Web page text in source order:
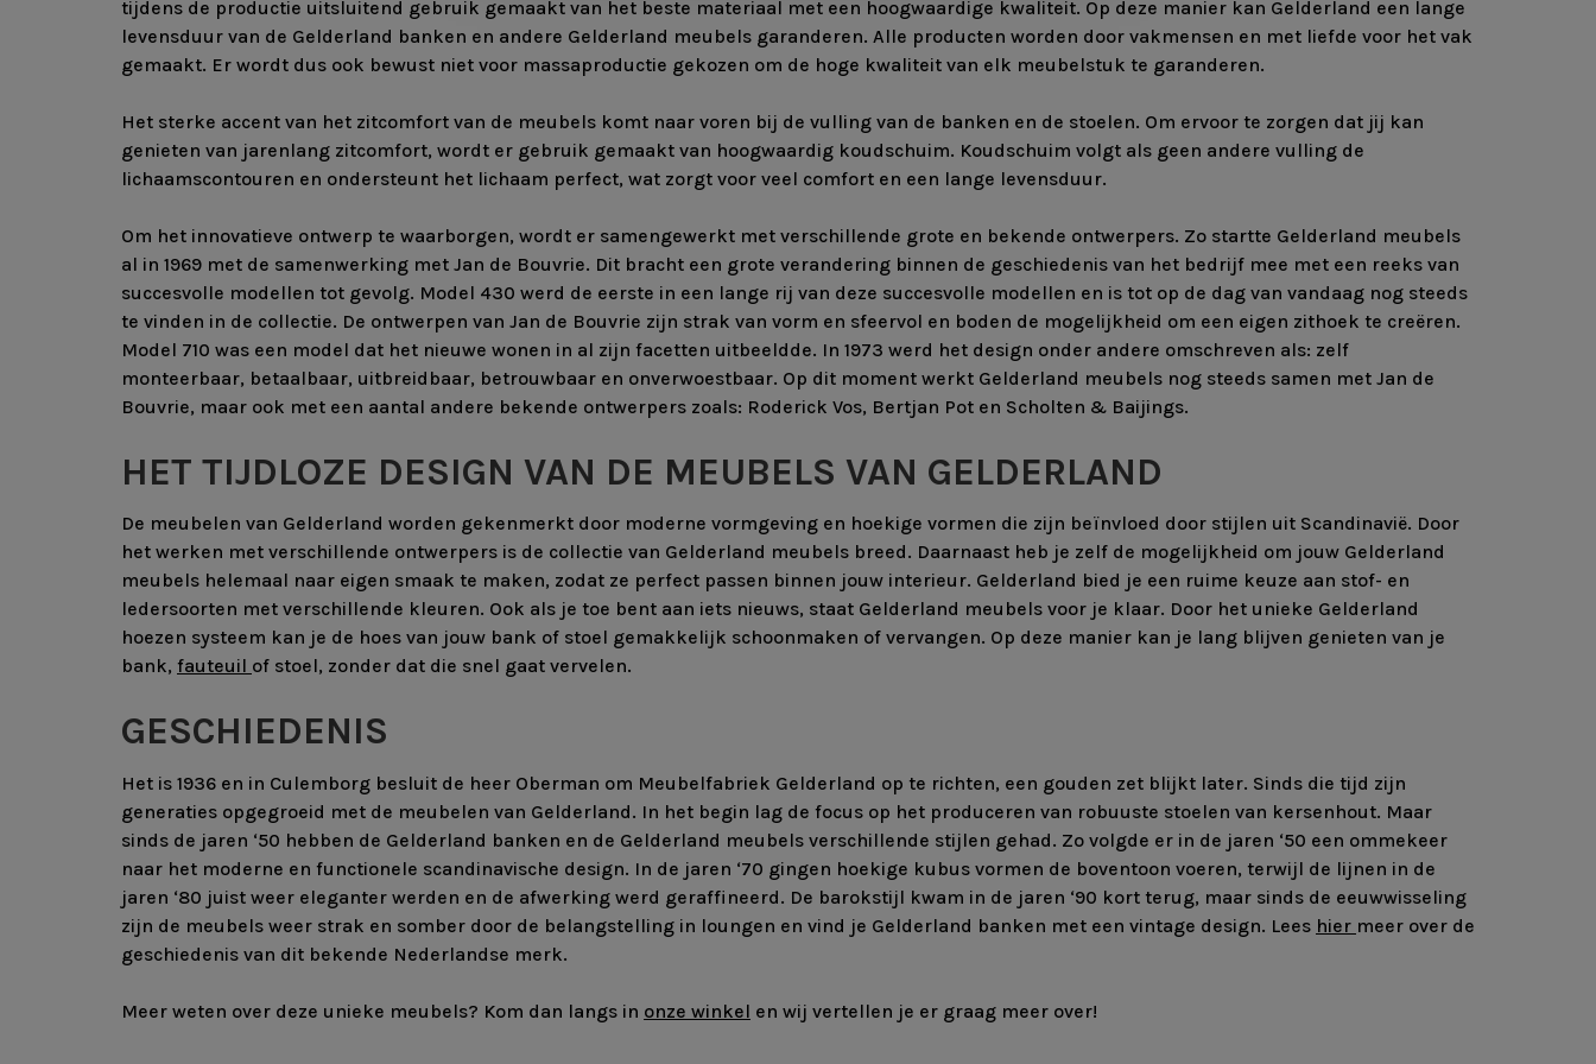
tijdens de productie uitsluitend gebruik gemaakt van het beste materiaal met een hoogwaardige kwaliteit. Op deze manier kan Gelderland een lange
levensduur van de Gelderland banken en andere Gelderland meubels garanderen. Alle producten worden door vakmensen en met liefde voor het vak
gemaakt. Er wordt dus ook bewust niet voor massaproductie gekozen om de hoge kwaliteit van elk meubelstuk te garanderen.
Het sterke accent van het zitcomfort van de meubels komt naar voren bij de vulling van de banken en de stoelen. Om ervoor te zorgen dat jij kan
genieten van jarenlang zitcomfort, wordt er gebruik gemaakt van hoogwaardig koudschuim. Koudschuim volgt als geen andere vulling de
lichaamscontouren en ondersteunt het lichaam perfect, wat zorgt voor veel comfort en een lange levensduur.
Om het innovatieve ontwerp te waarborgen, wordt er samengewerkt met verschillende grote en bekende ontwerpers. Zo startte Gelderland meubels
al in 1969 met de samenwerking met Jan de Bouvrie. Dit bracht een grote verandering binnen de geschiedenis van het bedrijf mee met een reeks van
succesvolle modellen tot gevolg. Model 430 werd de eerste in een lange rij van deze succesvolle modellen en is tot op de dag van vandaag nog steeds
te vinden in de collectie. De ontwerpen van Jan de Bouvrie zijn strak van vorm en sfeervol en boden de mogelijkheid om een eigen zithoek te creëren.
Model 710 was een model dat het nieuwe wonen in al zijn facetten uitbeeldde. In 1973 werd het design onder andere omschreven als: zelf
monteerbaar, betaalbaar, uitbreidbaar, betrouwbaar en onverwoestbaar. Op dit moment werkt Gelderland meubels nog steeds samen met Jan de
Bouvrie, maar ook met een aantal andere bekende ontwerpers zoals: Roderick Vos, Bertjan Pot en Scholten & Baijings.
HET TIJDLOZE DESIGN VAN DE MEUBELS VAN GELDERLAND
De meubelen van Gelderland worden gekenmerkt door moderne vormgeving en hoekige vormen die zijn beïnvloed door stijlen uit Scandinavië. Door
het werken met verschillende ontwerpers is de collectie van Gelderland meubels breed. Daarnaast heb je zelf de mogelijkheid om jouw Gelderland
meubels helemaal naar eigen smaak te maken, zodat ze perfect passen binnen jouw interieur. Gelderland bied je een ruime keuze aan stof- en
ledersoorten met verschillende kleuren. Ook als je toe bent aan iets nieuws, staat Gelderland meubels voor je klaar. Door het unieke Gelderland
hoezen systeem kan je de hoes van jouw bank of stoel gemakkelijk schoonmaken of vervangen. Op deze manier kan je lang blijven genieten van je
bank, fauteuil of stoel, zonder dat die snel gaat vervelen.
GESCHIEDENIS
Het is 1936 en in Culemborg besluit de heer Oberman om Meubelfabriek Gelderland op te richten, een gouden zet blijkt later. Sinds die tijd zijn
generaties opgegroeid met de meubelen van Gelderland. In het begin lag de focus op het produceren van robuuste stoelen van kersenhout. Maar
sinds de jaren ‘50 hebben de Gelderland banken en de Gelderland meubels verschillende stijlen gehad. Zo volgde er in de jaren ‘50 een ommekeer
naar het moderne en functionele scandinavische design. In de jaren ‘70 gingen hoekige kubus vormen de boventoon voeren, terwijl de lijnen in de
jaren ‘80 juist weer eleganter werden en de afwerking werd geraffineerd. De barokstijl kwam in de jaren ‘90 kort terug, maar sinds de eeuwwisseling
zijn de meubels weer strak en somber door de belangstelling in loungen en vind je Gelderland banken met een vintage design. Lees hier meer over de
geschiedenis van dit bekende Nederlandse merk.
Meer weten over deze unieke meubels? Kom dan langs in onze winkel en wij vertellen je er graag meer over!